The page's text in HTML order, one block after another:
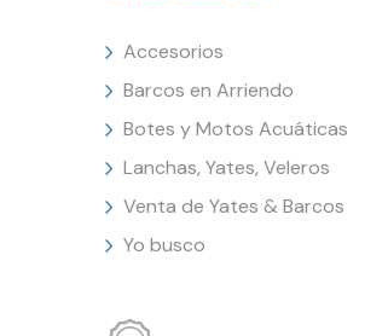
Accesorios
Barcos en Arriendo
Botes y Motos Acuáticas
Lanchas, Yates, Veleros
Venta de Yates & Barcos
Yo busco